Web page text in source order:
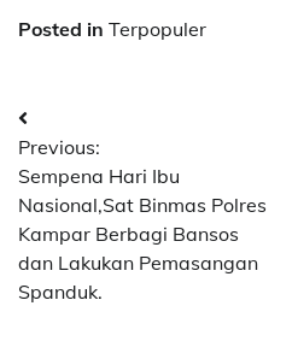
Posted in Terpopuler
Navigasi
pos
Previous:
Sempena Hari Ibu
Nasional,Sat Binmas Polres
Kampar Berbagi Bansos
dan Lakukan Pemasangan
Spanduk.